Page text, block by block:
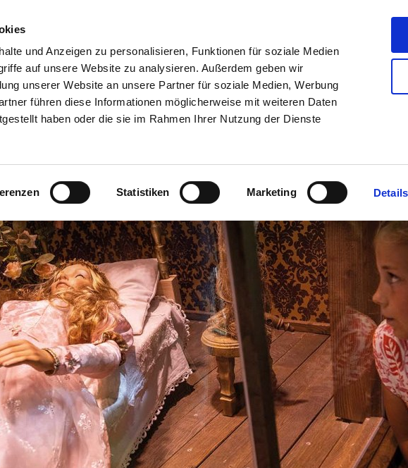
und Anzeigen zu personalisieren, Funktionen für soziale Medien
auf unsere Website zu analysieren. Außerdem geben wir
unserer Website an unsere Partner für soziale Medien, Werbung
führen diese Informationen möglicherweise mit weiteren Daten
haben oder die sie im Rahmen Ihrer Nutzung der Dienste
Statistiken Marketing
planen Service